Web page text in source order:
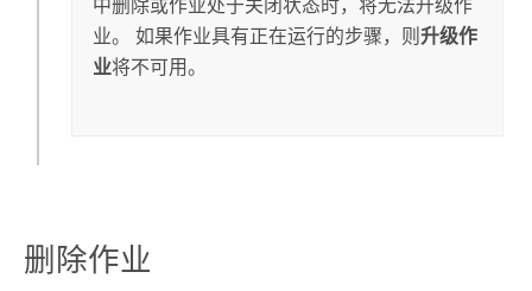
中删除或作业处于关闭状态时，将无法升级作
业。 如果作业具有正在运行的步骤，则 升级作
业将不可用。
删除作业